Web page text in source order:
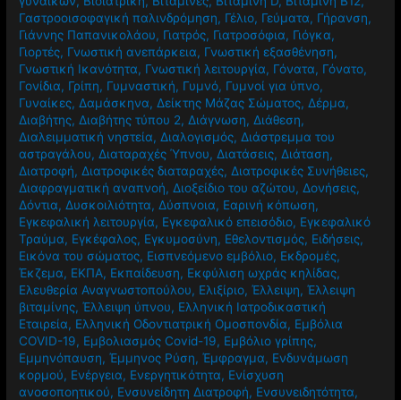
Γαστροοισοφαγική παλινδρόμηση, Γέλιο, Γεύματα, Γήρανση,
Γιάννης Παπανικολάου, Γιατρός, Γιατροσόφια, Γιόγκα,
Γιορτές, Γνωστική ανεπάρκεια, Γνωστική εξασθένηση,
Γνωστική Ικανότητα, Γνωστική λειτουργία, Γόνατα, Γόνατο,
Γονίδια, Γρίπη, Γυμναστική, Γυμνό, Γυμνοί για ύπνο,
Γυναίκες, Δαμάσκηνα, Δείκτης Μάζας Σώματος, Δέρμα,
Διαβήτης, Διαβήτης τύπου 2, Διάγνωση, Διάθεση,
Διαλειμματική νηστεία, Διαλογισμός, Διάστρεμμα του
αστραγάλου, Διαταραχές Ύπνου, Διατάσεις, Διάταση,
Διατροφή, Διατροφικές διαταραχές, Διατροφικές Συνήθειες,
Διαφραγματική αναπνοή, Διοξείδιο του αζώτου, Δονήσεις,
Δόντια, Δυσκοιλιότητα, Δύσπνοια, Εαρινή κόπωση,
Εγκεφαλική λειτουργία, Εγκεφαλικό επεισόδιο, Εγκεφαλικό
Τραύμα, Εγκέφαλος, Εγκυμοσύνη, Εθελοντισμός, Ειδήσεις,
Εικόνα του σώματος, Εισπνεόμενο εμβόλιο, Εκδρομές,
Έκζεμα, ΕΚΠΑ, Εκπαίδευση, Εκφύλιση ωχράς κηλίδας,
Ελευθερία Αναγνωστοπούλου, Ελιξίριο,Έλλειψη,Έλλειψη
βιταμίνης,Έλλειψη ύπνου, Ελληνική Ιατροδικαστική
Εταιρεία, Ελληνική Οδοντιατρική Ομοσπονδία, Εμβόλια
COVID-19, Εμβολιασμός Covid-19, Εμβόλιο γρίπης,
Εμμηνόπαυση,Έμμηνος Ρύση,Έμφραγμα, Ενδυνάμωση
κορμού, Ενέργεια, Ενεργητικότητα, Ενίσχυση
ανοσοποητικού, Ενσυνείδητη Διατροφή, Ενσυνειδητότητα,